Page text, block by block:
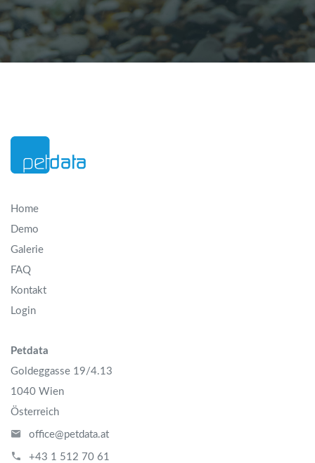
Home
Demo
Galerie
FAQ
Kontakt
Login
Petdata
Goldeggasse 19/4.13
1040 Wien
Österreich
office@petdata.at
+43 1 512 70 61